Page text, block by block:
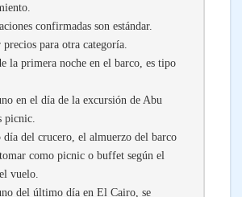
confirmadas son estándar.
precios para otra categoría.
la primera noche en el barco, es tipo
en el día de la excursión de Abu
picnic.
del crucero, el almuerzo del barco
como picnic o buffet según el
vuelo.
del último día en El Cairo, se